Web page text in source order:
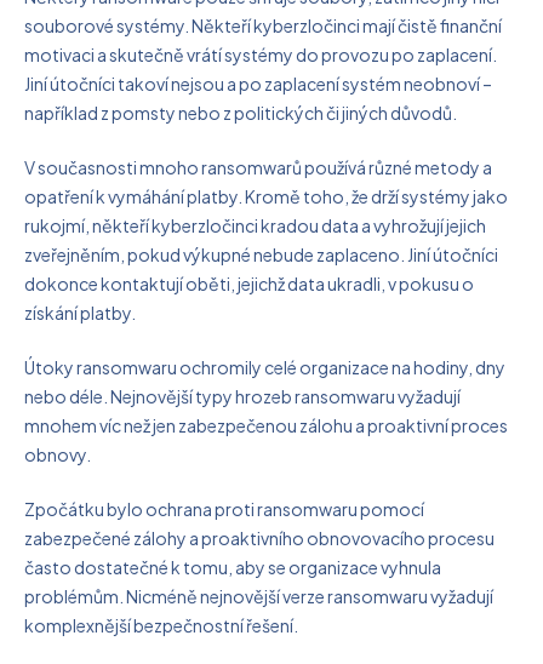
souborové systémy. Někteří kyberzločinci mají čistě finanční
motivaci a skutečně vrátí systémy do provozu po zaplacení.
Jiní útočníci takoví nejsou a po zaplacení systém neobnoví –
například z pomsty nebo z politických či jiných důvodů.
V současnosti mnoho ransomwarů používá různé metody a
opatření k vymáhání platby. Kromě toho, že drží systémy jako
rukojmí, někteří kyberzločinci kradou data a vyhrožují jejich
zveřejněním, pokud výkupné nebude zaplaceno. Jiní útočníci
dokonce kontaktují oběti, jejichž data ukradli, v pokusu o
získání platby.
Útoky ransomwaru ochromily celé organizace na hodiny, dny
nebo déle. Nejnovější typy hrozeb ransomwaru vyžadují
mnohem víc než jen zabezpečenou zálohu a proaktivní proces
obnovy.
Zpočátku bylo ochrana proti ransomwaru pomocí
zabezpečené zálohy a proaktivního obnovovacího procesu
často dostatečné k tomu, aby se organizace vyhnula
problémům. Nicméně nejnovější verze ransomwaru vyžadují
komplexnější bezpečnostní řešení.